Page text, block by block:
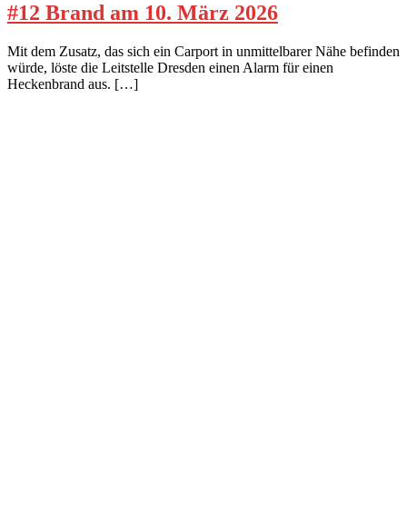
#12 Brand am 10. März 2026
Mit dem Zusatz, das sich ein Carport in unmittelbarer Nähe befinden
würde, löste die Leitstelle Dresden einen Alarm für einen
Heckenbrand aus. […]